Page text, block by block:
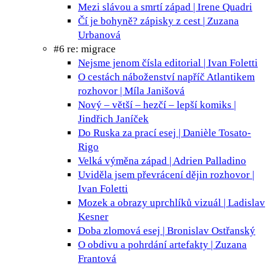
Mezi slávou a smrtí západ | Irene Quadri
Čí je bohyně? zápisky z cest | Zuzana
Urbanová
#6 re: migrace
Nejsme jenom čísla editorial | Ivan Foletti
O cestách náboženství napříč Atlantikem
rozhovor | Míla Janišová
Nový – větší – hezčí – lepší komiks |
Jindřich Janíček
Do Ruska za prací esej | Danièle Tosato-
Rigo
Velká výměna západ | Adrien Palladino
Uviděla jsem převrácení dějin rozhovor |
Ivan Foletti
Mozek a obrazy uprchlíků vizuál | Ladislav
Kesner
Doba zlomová esej | Bronislav Ostřanský
O obdivu a pohrdání artefakty | Zuzana
Frantová